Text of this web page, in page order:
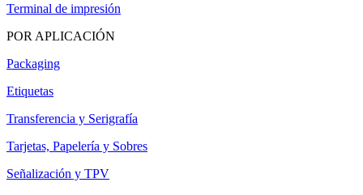
Terminal de impresión
POR APLICACIÓN
Packaging
Etiquetas
Transferencia y Serigrafía
Tarjetas, Papelería y Sobres
Señalización y TPV